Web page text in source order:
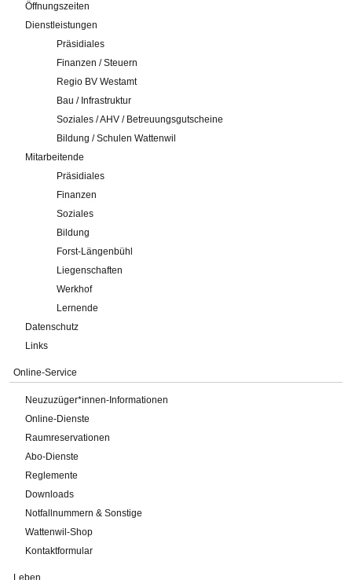
Öffnungszeiten
Dienstleistungen
Präsidiales
Finanzen / Steuern
Regio BV Westamt
Bau / Infrastruktur
Soziales / AHV / Betreuungsgutscheine
Bildung / Schulen Wattenwil
Mitarbeitende
Präsidiales
Finanzen
Soziales
Bildung
Forst-Längenbühl
Liegenschaften
Werkhof
Lernende
Datenschutz
Links
Online-Service
Neuzuzüger*innen-Informationen
Online-Dienste
Raumreservationen
Abo-Dienste
Reglemente
Downloads
Notfallnummern & Sonstige
Wattenwil-Shop
Kontaktformular
Leben